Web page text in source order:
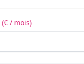
(€ / mois)